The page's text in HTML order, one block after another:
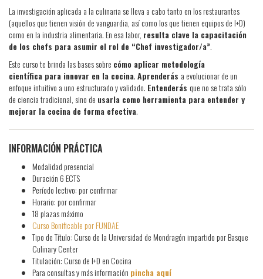
La investigación aplicada a la culinaria se lleva a cabo tanto en los restaurantes
(aquellos que tienen visión de vanguardia, así como los que tienen equipos de I+D)
como en la industria alimentaria. En esa labor, resulta clave la capacitación
de los chefs para asumir el rol de “Chef investigador/a”.
Este curso te brinda las bases sobre cómo aplicar metodología
científica para innovar en la cocina.Aprenderás a evolucionar de un
enfoque intuitivo a uno estructurado y validado. Entenderás que no se trata sólo
de ciencia tradicional, sino de usarla como herramienta para entender y
mejorar la cocina de forma efectiva.
INFORMACIÓN PRÁCTICA
Modalidad presencial
Duración 6 ECTS
Período lectivo: por confirmar
Horario: por confirmar
18 plazas máximo
Curso Bonificable por FUNDAE
Tipo de Título: Curso de la Universidad de Mondragón impartido por Basque
Culinary Center
Titulación: Curso de I+D en Cocina
Para consultas y más información pincha aquí